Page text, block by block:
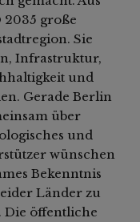
2035 große
Sie
Infrastruktur,
und
Gerade Berlin
über
und
wünschen
Bekenntnis
Länder zu
Die öffentliche